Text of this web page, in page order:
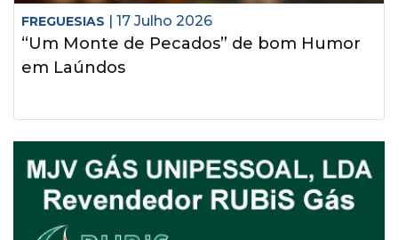
FREGUESIAS | 17 Julho 2026
“Um Monte de Pecados” de bom Humor
em Laúndos